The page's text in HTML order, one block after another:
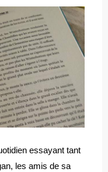
essayant tant
les amis de sa